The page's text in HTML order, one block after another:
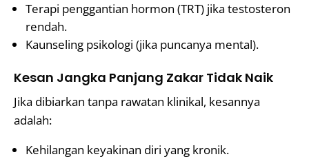
Terapi penggantian hormon (TRT) jika testosteron
rendah.
Kaunseling psikologi (jika puncanya mental).
Kesan Jangka Panjang Zakar Tidak Naik
Jika dibiarkan tanpa rawatan klinikal, kesannya
adalah:
Kehilangan keyakinan diri yang kronik.